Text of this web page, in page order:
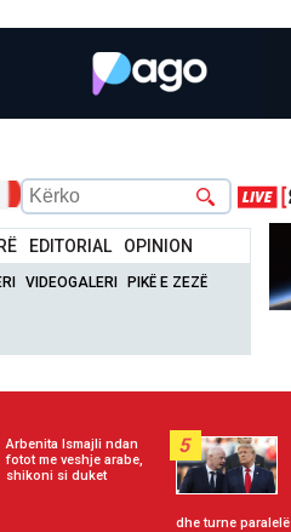
EDITORIAL OPINION
VIDEOGALERI PIKË E ZEZË
Arbenita Ismajli ndan
fotot me veshje arabe,
shikoni si duket
5
dhe turne paralelë